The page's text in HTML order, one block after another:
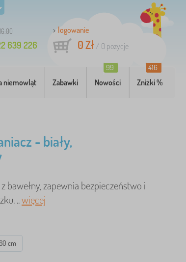
639 226
logowanie
0 Zł/ 0 pozycje
niemowląt Zabawki Nowości
99
Zniżki %
416
- biały,
bawełny, zapewnia bezpieczeństwo i
..więcej
cm